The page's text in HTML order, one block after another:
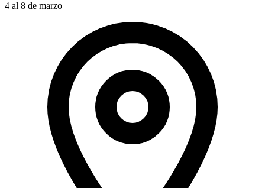
4 al 8 de marzo